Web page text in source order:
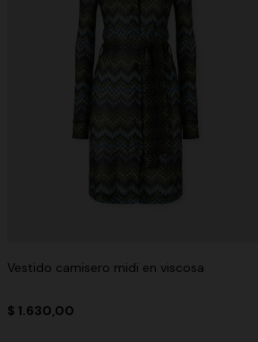
Vestido camisero midi en viscosa
$ 1.630,00